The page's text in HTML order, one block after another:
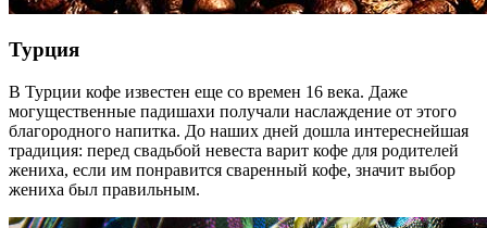
Турция
В Турции кофе известен еще со времен 16 века. Даже
могущественные падишахи получали наслаждение от этого
благородного напитка. До наших дней дошла интереснейшая
традиция: перед свадьбой невеста варит кофе для родителей
жениха, если им понравится сваренный кофе, значит выбор
жениха был правильным.